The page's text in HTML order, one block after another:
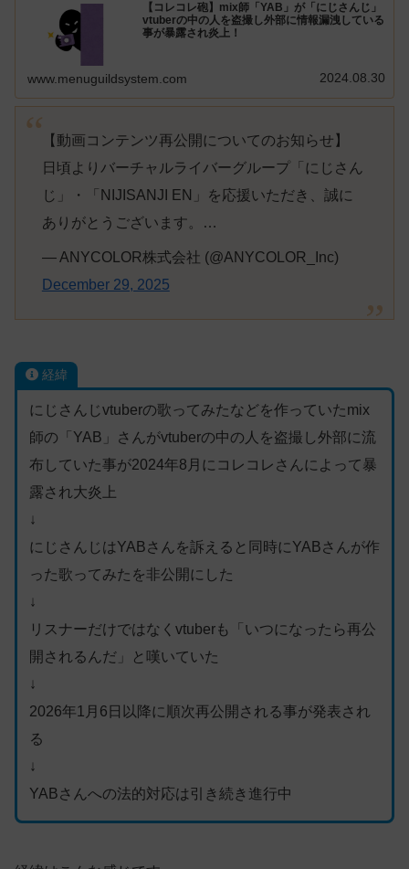
【コレコレ砲】mix師「YAB」が「にじさんじ」
vtuberの中の人を盗撮し外部に情報漏洩している
事が暴露され炎上！
www.menuguildsystem.com 2024.08.30
【動画コンテンツ再公開についてのお知らせ】
日頃よりバーチャルライバーグループ「にじさん
じ」・「NIJISANJI EN」を応援いただき、誠に
ありがとうございます。…
— ANYCOLOR株式会社 (@ANYCOLOR_Inc)
December 29, 2025
経緯
にじさんじvtuberの歌ってみたなどを作っていたmix
師の「YAB」さんがvtuberの中の人を盗撮し外部に流
布していた事が2024年8月にコレコレさんによって暴
露され大炎上
↓
にじさんじはYABさんを訴えると同時にYABさんが作
った歌ってみたを非公開にした
↓
リスナーだけではなくvtuberも「いつになったら再公
開されるんだ」と嘆いていた
↓
2026年1月6日以降に順次再公開される事が発表され
る
↓
YABさんへの法的対応は引き続き進行中